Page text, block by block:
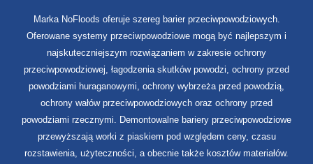
Marka NoFloods oferuje szereg barier przeciwpowodziowych.
Oferowane systemy przeciwpowodziowe mogą być najlepszym i
najskuteczniejszym rozwiązaniem w zakresie ochrony
przeciwpowodziowej, łagodzenia skutków powodzi, ochrony przed
powodziami huraganowymi, ochrony wybrzeża przed powodzią,
ochrony wałów przeciwpowodziowych oraz ochrony przed
powodziami rzecznymi. Demontowalne bariery przeciwpowodziowe
przewyższają worki z piaskiem pod względem ceny, czasu
rozstawienia, użyteczności, a obecnie także kosztów materiałów.